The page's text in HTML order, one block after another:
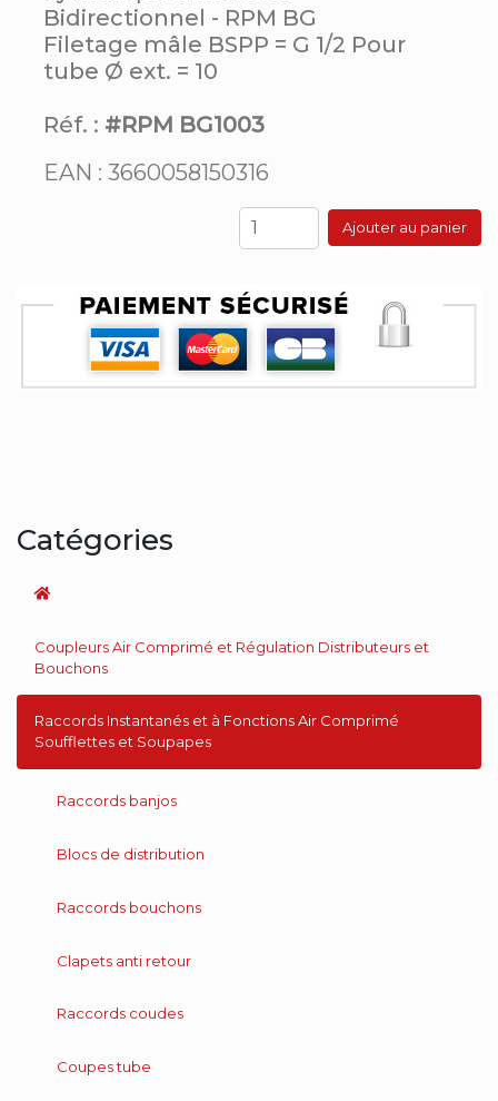
Bidirectionnel - RPM BG
Filetage mâle BSPP = G 1/2 Pour
tube Ø ext. = 10
Réf. : #RPM BG1003
EAN : 3660058150316
Ajouter au panier
Catégories
Coupleurs Air Comprimé et Régulation Distributeurs et
Bouchons
Raccords Instantanés et à Fonctions Air Comprimé
Soufflettes et Soupapes
Raccords banjos
Blocs de distribution
Raccords bouchons
Clapets anti retour
Raccords coudes
Coupes tube